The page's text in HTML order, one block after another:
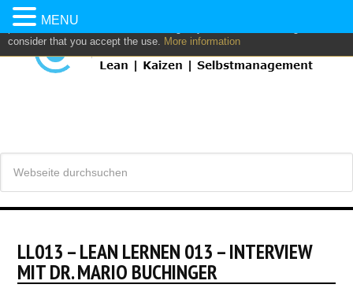
This website uses own and/or third parties cookies to: analyze,
personalize content and/or advertising. If you continue browsing, we
consider that you accept the use. More information
LL013 – LEAN LERNEN 013 – INTERVIEW
MIT DR. MARIO BUCHINGER
MENU